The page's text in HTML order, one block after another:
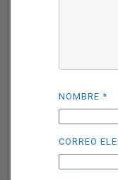
NOMBRE *
CORREO